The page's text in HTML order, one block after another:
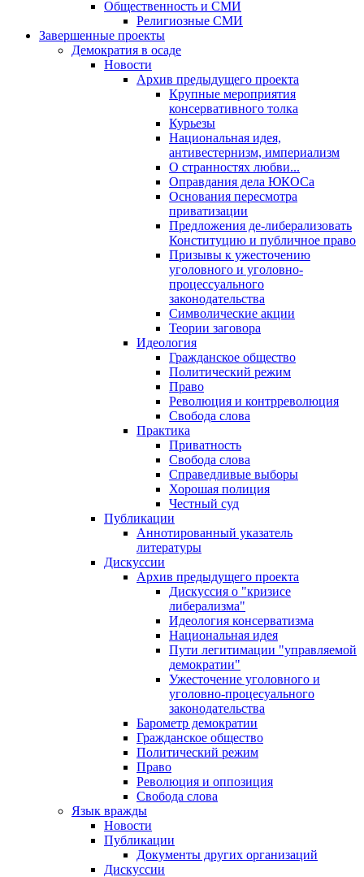
Общественность и СМИ
Религиозные СМИ
Завершенные проекты
Демократия в осаде
Новости
Архив предыдущего проекта
Крупные мероприятия
консервативного толка
Курьезы
Национальная идея,
антивестернизм, империализм
О странностях любви...
Оправдания дела ЮКОСа
Основания пересмотра
приватизации
Предложения де-либерализовать
Конституцию и публичное право
Призывы к ужесточению
уголовного и уголовно-
процессуального
законодательства
Символические акции
Теории заговора
Идеология
Гражданское общество
Политический режим
Право
Революция и контрреволюция
Свобода слова
Практика
Приватность
Свобода слова
Справедливые выборы
Хорошая полиция
Честный суд
Публикации
Аннотированный указатель
литературы
Дискуссии
Архив предыдущего проекта
Дискуссия о "кризисе
либерализма"
Идеология консерватизма
Национальная идея
Пути легитимации "управляемой
демократии"
Ужесточение уголовного и
уголовно-процесуального
законодательства
Барометр демократии
Гражданское общество
Политический режим
Право
Революция и оппозиция
Свобода слова
Язык вражды
Новости
Публикации
Документы других организаций
Дискуссии